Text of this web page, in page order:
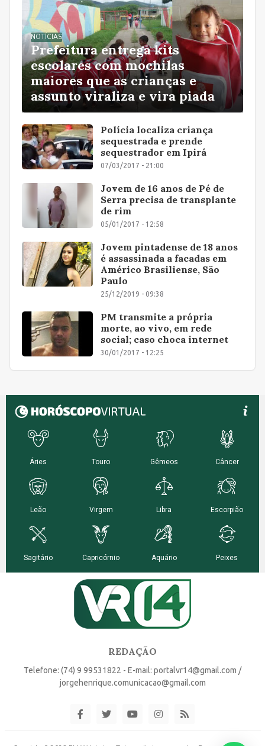
NOTÍCIAS
Prefeitura entrega kits
escolares com mochilas
maiores que as crianças e
assunto viraliza e vira piada
Polícia localiza criança
sequestrada e prende
sequestrador em Ipirá
07/03/2017 - 21:00
Jovem de 16 anos de Pé de
Serra precisa de transplante
de rim
05/01/2017 - 12:58
Jovem pintadense de 18 anos
é assassinada a facadas em
Américo Brasiliense, São
Paulo
25/12/2019 - 09:38
PM transmite a própria
morte, ao vivo, em rede
social; caso choca internet
30/01/2017 - 12:25
REDAÇÃO
Telefone: (74) 9 99531822 - E-mail: portalvr14@gmail.com /
jorgehenrique.comunicacao@gmail.com